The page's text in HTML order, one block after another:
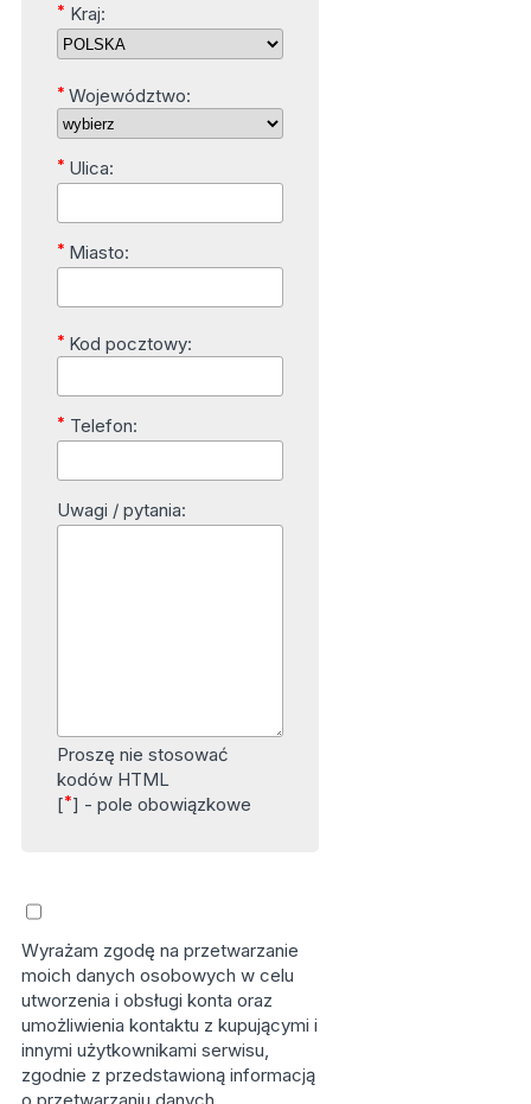
* Kraj:
* Województwo:
* Ulica:
* Miasto:
* Kod pocztowy:
* Telefon:
Uwagi / pytania:
Proszę nie stosować
kodów HTML
[*] - pole obowiązkowe
Wyrażam zgodę na przetwarzanie
moich danych osobowych w celu
utworzenia i obsługi konta oraz
umożliwienia kontaktu z kupującymi i
innymi użytkownikami serwisu,
zgodnie z przedstawioną informacją